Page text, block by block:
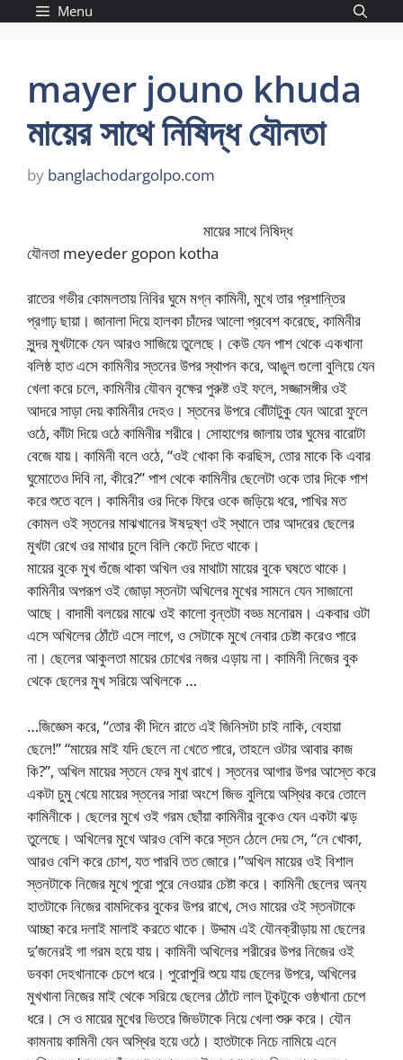
Menu
mayer jouno khuda
মায়ের সাথে নিষিদ্ধ যৌনতা
by banglachodargolpo.com
মায়ের সাথে নিষিদ্ধ
যৌনতা meyeder gopon kotha
রাতের গভীর কোমলতায় নিবির ঘুমে মগ্ন কামিনী, মুখে তার প্রশান্তির
প্রগাঢ় ছায়া। জানালা দিয়ে হালকা চাঁদের আলো প্রবেশ করেছে, কামিনীর
সুন্দর মুখটাকে যেন আরও সাজিয়ে তুলেছে। কেউ যেন পাশ থেকে একখানা
বলিষ্ঠ হাত এসে কামিনীর স্তনের উপর স্থাপন করে, আঙুল গুলো বুলিয়ে যেন
খেলা করে চলে, কামিনীর যৌবন বৃক্ষের পুরুষ্ট ওই ফলে, সজ্জাসঙ্গীর ওই
আদরে সাড়া দেয় কামিনীর দেহও। স্তনের উপরে বোঁটাটুকু যেন আরো ফুলে
ওঠে, কাঁটা দিয়ে ওঠে কামিনীর শরীরে। সোহাগের জালায় তার ঘুমের বারোটা
বেজে যায়। কামিনী বলে ওঠে, “ওই খোকা কি করছিস, তোর মাকে কি এবার
ঘুমোতেও দিবি না, কীরে?” পাশ থেকে কামিনীর ছেলেটা ওকে তার দিকে পাশ
করে শুতে বলে। কামিনীর ওর দিকে ফিরে ওকে জড়িয়ে ধরে, পাখির মত
কোমল ওই স্তনের মাঝখানের ঈষদুষ্ণ ওই স্থানে তার আদরের ছেলের
মুখটা রেখে ওর মাথার চুলে বিলি কেটে দিতে থাকে।
মায়ের বুকে মুখ গুঁজে থাকা অখিল ওর মাথাটা মায়ের বুকে ঘষতে থাকে।
কামিনীর অপরূপ ওই জোড়া স্তনটা অখিলের মুখের সামনে যেন সাজানো
আছে। বাদামী বলয়ের মাঝে ওই কালো বৃন্তটা বড্ড মনোরম। একবার ওটা
এসে অখিলের ঠোঁটে এসে লাগে, ও সেটাকে মুখে নেবার চেষ্টা করেও পারে
না। ছেলের আকুলতা মায়ের চোখের নজর এড়ায় না। কামিনী নিজের বুক
থেকে ছেলের মুখ সরিয়ে অখিলকে …
…জিজ্ঞেস করে, “তোর কী দিনে রাতে এই জিনিসটা চাই নাকি, বেহায়া
ছেলে!” “মায়ের মাই যদি ছেলে না খেতে পারে, তাহলে ওটার আবার কাজ
কি?”, অখিল মায়ের স্তনে ফের মুখ রাখে। স্তনের আগার উপর আস্তে করে
একটা চুমু খেয়ে মায়ের স্তনের সারা অংশে জিভ বুলিয়ে অস্থির করে তোলে
কামিনীকে। ছেলের মুখে ওই গরম ছোঁয়া কামিনীর বুকেও যেন একটা ঝড়
তুলেছে। অখিলের মুখে আরও বেশি করে স্তন ঠেলে দেয় সে, “নে খোকা,
আরও বেশি করে চোশ, যত পারবি তত জোরে।”অখিল মায়ের ওই বিশাল
স্তনটাকে নিজের মুখে পুরো পুরে নেওয়ার চেষ্টা করে। কামিনী ছেলের অন্য
হাতটাকে নিজের বামদিকের বুকের উপর রাখে, সেও মায়ের ওই স্তনটাকে
আচ্ছা করে দলাই মালাই করতে থাকে। উদ্দাম এই যৌনক্রীড়ায় মা ছেলের
দু’জনেরই গা গরম হয়ে যায়। কামিনী অখিলের শরীরের উপর নিজের ওই
ডবকা দেহখানাকে চেপে ধরে। পুরোপুরি শুয়ে যায় ছেলের উপরে, অখিলের
মুখখানা নিজের মাই থেকে সরিয়ে ছেলের ঠোঁটে লাল টুকটুকে ওষ্ঠখানা চেপে
ধরে। সে ও মায়ের মুখের ভিতরে জিভটাকে নিয়ে খেলা শুরু করে। যৌন
কামনায় কামিনী যেন অস্থির হয়ে ওঠে। হাতটাকে নিচে নামিয়ে এনে